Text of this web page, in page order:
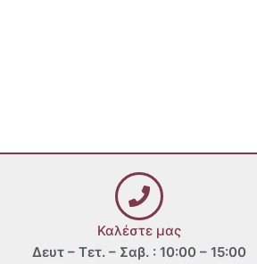
Καλέστε μας
Δευτ – Τετ. – Σαβ. : 10:00 – 15:00